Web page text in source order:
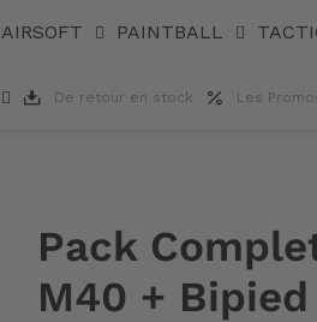
AIRSOFT PAINTBALL
De retour en stock Les
Pack
M40 +